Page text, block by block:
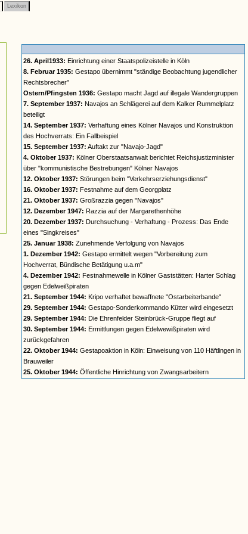
Lexikon
26. April1933: Einrichtung einer Staatspolizeistelle in Köln
8. Februar 1935: Gestapo übernimmt "ständige Beobachtung jugendlicher
Rechtsbrecher"
Ostern/Pfingsten 1936: Gestapo macht Jagd auf illegale Wandergruppen
7. September 1937: Navajos an Schlägerei auf dem Kalker Rummelplatz
beteiligt
14. September 1937: Verhaftung eines Kölner Navajos und Konstruktion
des Hochverrats: Ein Fallbeispiel
15. September 1937: Auftakt zur "Navajo-Jagd"
4. Oktober 1937: Kölner Oberstaatsanwalt berichtet Reichsjustizminister
über "kommunistische Bestrebungen" Kölner Navajos
12. Oktober 1937: Störungen beim "Verkehrserziehungsdienst"
16. Oktober 1937: Festnahme auf dem Georgplatz
21. Oktober 1937: Großrazzia gegen "Navajos"
12. Dezember 1947: Razzia auf der Margarethenhöhe
20. Dezember 1937: Durchsuchung - Verhaftung - Prozess: Das Ende
eines "Singkreises"
25. Januar 1938: Zunehmende Verfolgung von Navajos
1. Dezember 1942: Gestapo ermittelt wegen "Vorbereitung zum
Hochverrat, Bündische Betätigung u.a.m"
4. Dezember 1942: Festnahmewelle in Kölner Gaststätten: Harter Schlag
gegen Edelweißpiraten
21. September 1944: Kripo verhaftet bewaffnete "Ostarbeiterbande"
29. September 1944: Gestapo-Sonderkommando Kütter wird eingesetzt
29. September 1944: Die Ehrenfelder Steinbrück-Gruppe fliegt auf
30. September 1944: Ermittlungen gegen Edelwewißpiraten wird
zurückgefahren
22. Oktober 1944: Gestapoaktion in Köln: Einweisung von 110 Häftlingen in
Brauweiler
25. Oktober 1944: Öffentliche Hinrichtung von Zwangsarbeitern